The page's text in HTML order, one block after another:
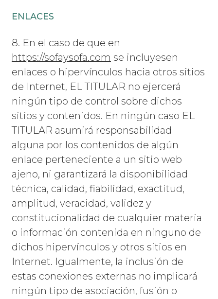
ENLACES
8. En el caso de que en
https://sofaysofa.com se incluyesen
enlaces o hipervínculos hacia otros sitios
de Internet, EL TITULAR no ejercerá
ningún tipo de control sobre dichos
sitios y contenidos. En ningún caso EL
TITULAR asumirá responsabilidad
alguna por los contenidos de algún
enlace perteneciente a un sitio web
ajeno, ni garantizará la disponibilidad
técnica, calidad, fiabilidad, exactitud,
amplitud, veracidad, validez y
constitucionalidad de cualquier materia
o información contenida en ninguno de
dichos hipervínculos y otros sitios en
Internet. Igualmente, la inclusión de
estas conexiones externas no implicará
ningún tipo de asociación, fusión o